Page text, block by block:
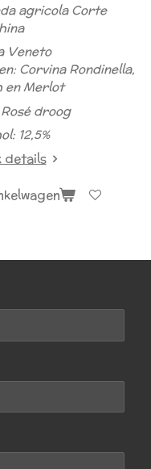
agricola Corte
Veneto
Corvina Rondinella,
en Merlot
Rosé droog
12,5%
details